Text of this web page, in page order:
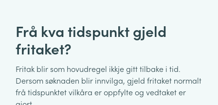
Frå kva tidspunkt gjeld
fritaket?
Fritak blir som hovudregel ikkje gitt tilbake i tid.
Dersom søknaden blir innvilga, gjeld fritaket normalt
frå tidspunktet vilkåra er oppfylte og vedtaket er